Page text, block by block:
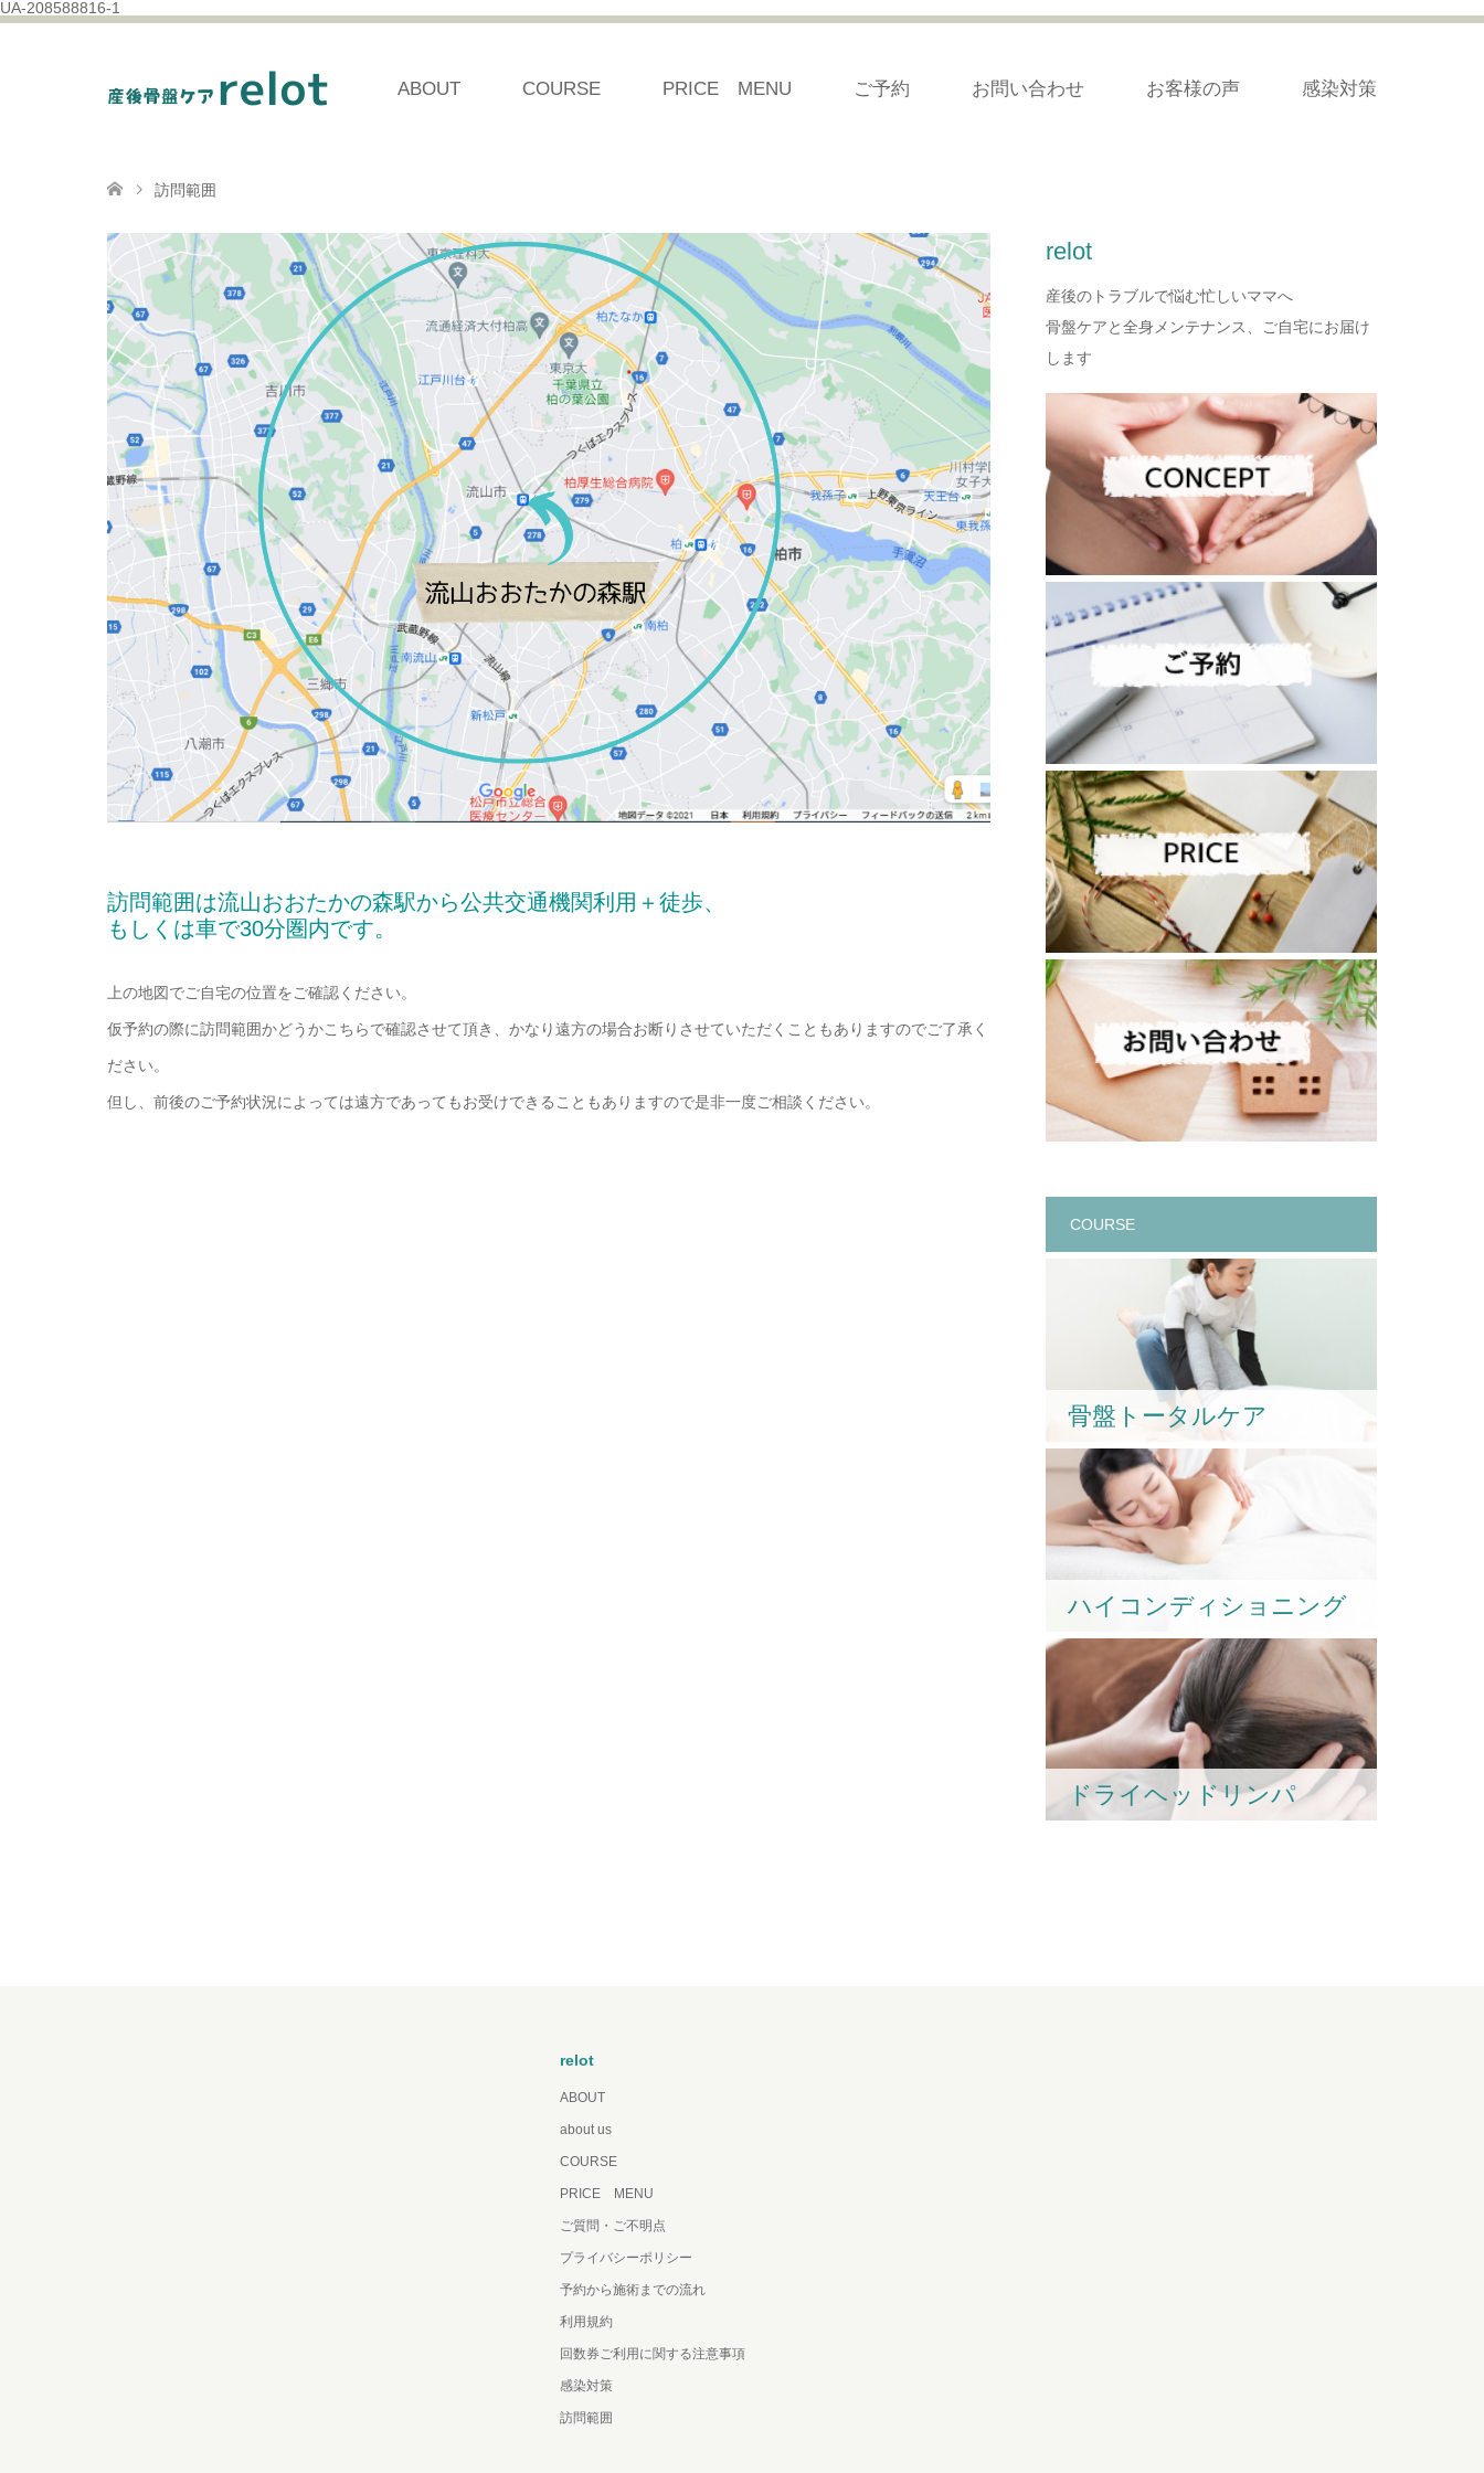
UA-208588816-1
ABOUT COURSE PRICE MENU ご予約 お問い合わせ お客様の声 感染対策
訪問範囲
訪問範囲は流山おおたかの森駅から公共交通機関利用＋徒歩、
もしくは車で30分圏内です。
上の地図でご自宅の位置をご確認ください。
仮予約の際に訪問範囲かどうかこちらで確認させて頂き、かなり遠方の場合お断りさせていただくこともありますのでご了承く
ださい。
但し、前後のご予約状況によっては遠方であってもお受けできることもありますので是非一度ご相談ください。
relot
産後のトラブルで悩む忙しいママへ
骨盤ケアと全身メンテナンス、ご自宅にお届け
します
COURSE
骨盤トータルケア
ハイコンディショニング
ドライヘッドリンパ
relot
ABOUT
about us
COURSE
PRICE MENU
ご質問・ご不明点
プライバシーポリシー
予約から施術までの流れ
利用規約
回数券ご利用に関する注意事項
感染対策
訪問範囲